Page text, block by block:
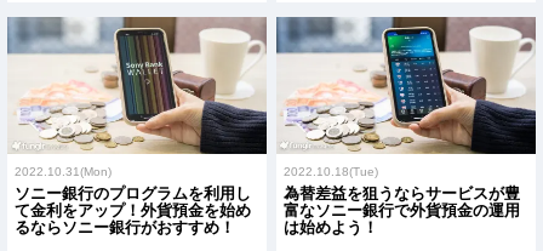
2022.10.31(Mon)
ソニー銀行のプログラムを利用し
て金利をアップ！外貨預金を始め
るならソニー銀行がおすすめ！
2022.10.18(Tue)
為替差益を狙うならサービスが豊
富なソニー銀行で外貨預金の運用
は始めよう！